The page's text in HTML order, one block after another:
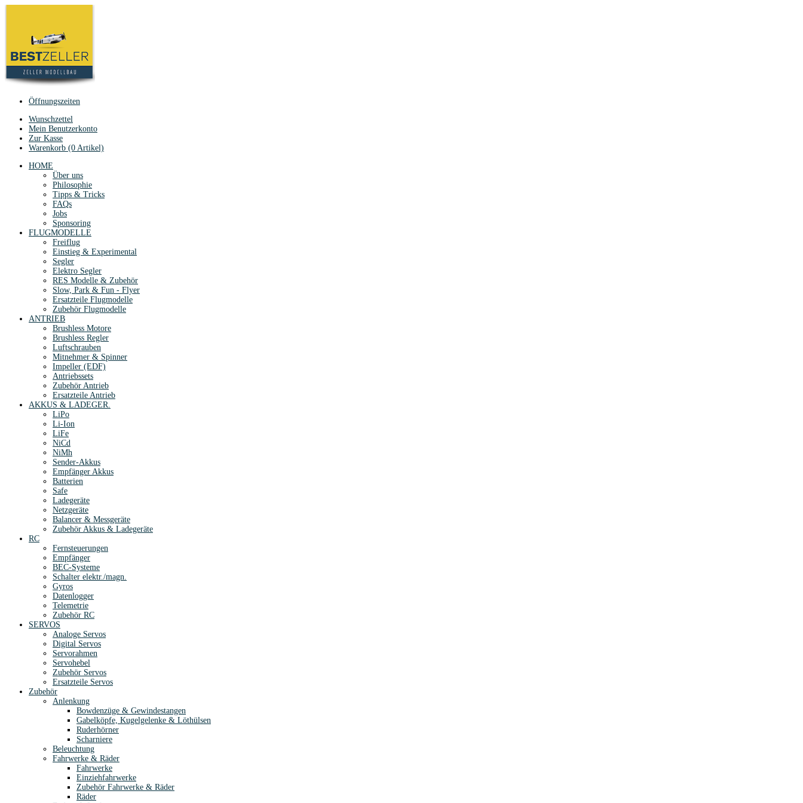
Öffnungszeiten
Wunschzettel
Mein Benutzerkonto
Zur Kasse
Warenkorb (0 Artikel)
HOME
Über uns
Philosophie
Tipps & Tricks
FAQs
Jobs
Sponsoring
FLUGMODELLE
Freiflug
Einstieg & Experimental
Segler
Elektro Segler
RES Modelle & Zubehör
Slow, Park & Fun - Flyer
Ersatzteile Flugmodelle
Zubehör Flugmodelle
ANTRIEB
Brushless Motore
Brushless Regler
Luftschrauben
Mitnehmer & Spinner
Impeller (EDF)
Antriebssets
Zubehör Antrieb
Ersatzteile Antrieb
AKKUS & LADEGER.
LiPo
Li-Ion
LiFe
NiCd
NiMh
Sender-Akkus
Empfänger Akkus
Batterien
Safe
Ladegeräte
Netzgeräte
Balancer & Messgeräte
Zubehör Akkus & Ladegeräte
RC
Fernsteuerungen
Empfänger
BEC-Systeme
Schalter elektr./magn.
Gyros
Datenlogger
Telemetrie
Zubehör RC
SERVOS
Analoge Servos
Digital Servos
Servorahmen
Servohebel
Zubehör Servos
Ersatzteile Servos
Zubehör
Anlenkung
Bowdenzüge & Gewindestangen
Gabelköpfe, Kugelgelenke & Löthülsen
Ruderhörner
Scharniere
Beleuchtung
Fahrwerke & Räder
Fahrwerke
Einziehfahrwerke
Zubehör Fahrwerke & Räder
Räder